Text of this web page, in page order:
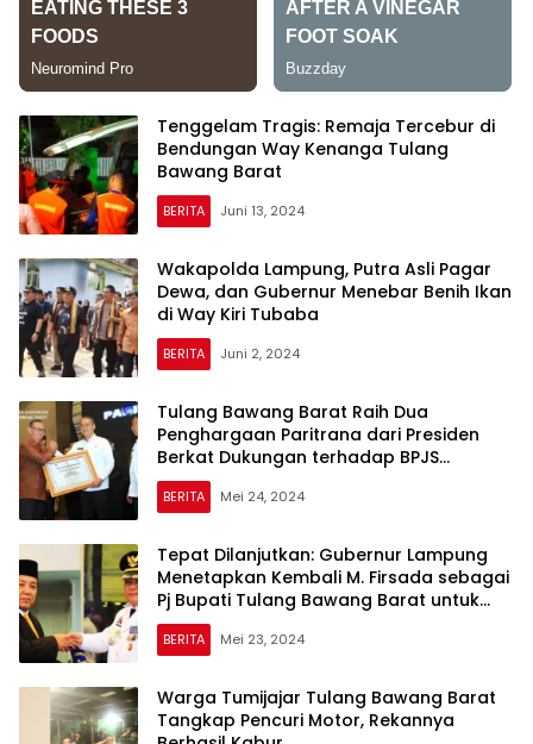
Tenggelam Tragis: Remaja Tercebur di
Bendungan Way Kenanga Tulang
Bawang Barat
BERITA Juni 13, 2024
Wakapolda Lampung, Putra Asli Pagar
Dewa, dan Gubernur Menebar Benih Ikan
di Way Kiri Tubaba
BERITA Juni 2, 2024
Tulang Bawang Barat Raih Dua
Penghargaan Paritrana dari Presiden
Berkat Dukungan terhadap BPJS
Ketenagakerjaan
BERITA Mei 24, 2024
Tepat Dilanjutkan: Gubernur Lampung
Menetapkan Kembali M. Firsada sebagai
Pj Bupati Tulang Bawang Barat untuk
Periode Kedua
BERITA Mei 23, 2024
Warga Tumijajar Tulang Bawang Barat
Tangkap Pencuri Motor, Rekannya